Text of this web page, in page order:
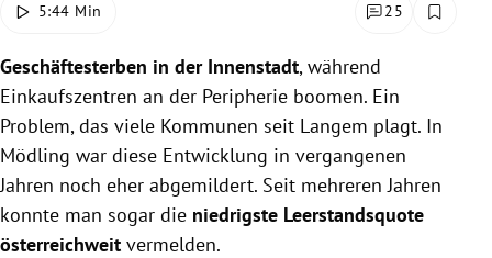
Untermenü
Untermenü
Untermenü
5:44 Min
25
Geschäftesterben in der Innenstadt, während
Einkaufszentren an der Peripherie boomen. Ein
Problem, das viele Kommunen seit Langem plagt. In
Mödling war diese Entwicklung in vergangenen
Jahren noch eher abgemildert. Seit mehreren Jahren
konnte man sogar die niedrigste Leerstandsquote
österreichweit vermelden.